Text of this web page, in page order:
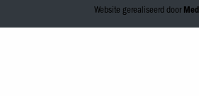
Website gerealiseerd door